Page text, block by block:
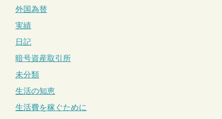
外国為替
実績
日記
暗号資産取引所
未分類
生活の知恵
生活費を稼ぐために